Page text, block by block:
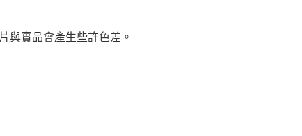
與實品會產生些許色差。